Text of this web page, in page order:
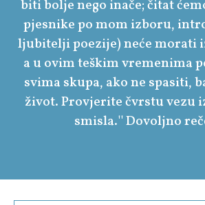
biti bolje nego inače; čitat
pjesnike po mom izboru,
ljubitelji poezije) neće morati
a u ovim teškim vremenima
svima skupa, ako ne spasiti,
život. Provjerite čvrstu vezu
smisla.'' Dovoljno